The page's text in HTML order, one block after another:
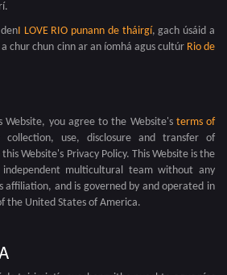
I LOVE RIO punann de tháirgí, gach úsáid a
chur chun cinn ar an íomhá agus cultúr Rio de
Website, you agree to the Website's terms of
use, disclosure and transfer of
Website's Privacy Policy. This Website is the
multicultural team without any
affiliation, and is governed by and operated in
the United States of America.